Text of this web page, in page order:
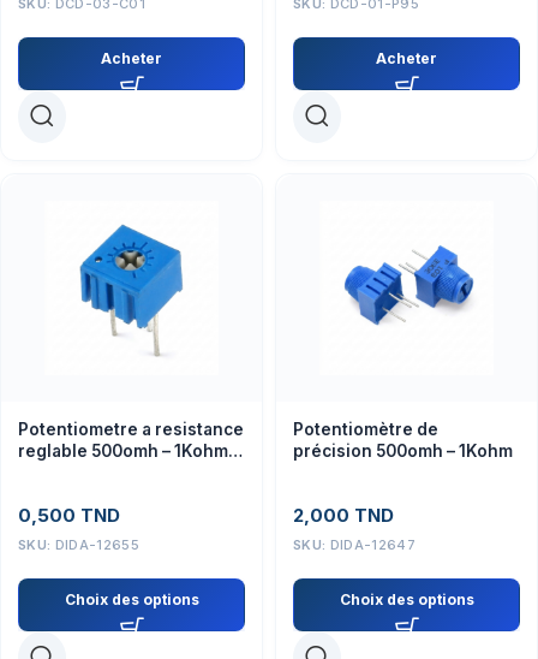
SKU: DCD-03-C01
Acheter
SKU: DCD-01-P95
Acheter
Potentiometre a resistance
reglable 500omh – 1Kohm –
0,500 TND
SKU: DIDA-12655
Choix des options
Potentiomètre de
précision 500omh – 1Kohm
2,000 TND
SKU: DIDA-12647
Choix des options